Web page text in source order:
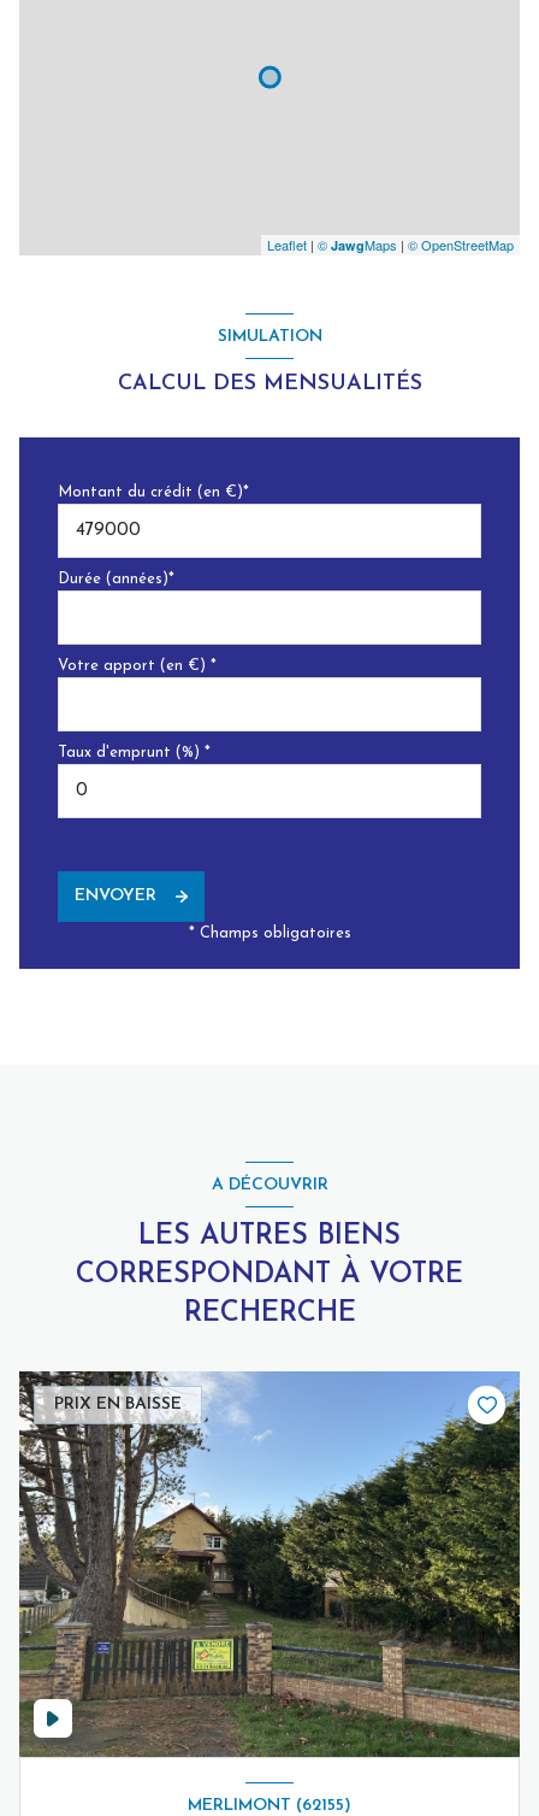
Leaflet | © JawgMaps | © OpenStreetMap
SIMULATION
CALCUL DES MENSUALITÉS
Montant du crédit (en €)*
Durée (années)*
Votre apport (en €) *
Taux d'emprunt (%) *
ENVOYER
* Champs obligatoires
A DÉCOUVRIR
LES AUTRES BIENS
CORRESPONDANT À VOTRE
RECHERCHE
PRIX EN BAISSE
MERLIMONT (62155)